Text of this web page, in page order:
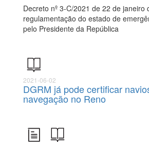
Decreto nº 3-C/2021 de 22 de janeiro
regulamentação do estado de
pelo Presidente da República
2021-06-02
DGRM já pode certificar
navegação no Reno